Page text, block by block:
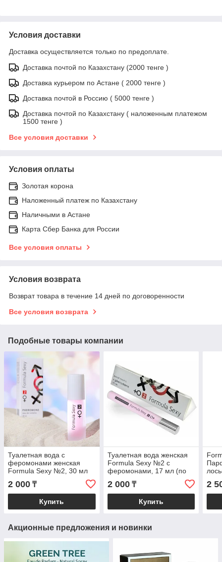
Условия доставки
Доставка осуществляется только по предоплате.
Доставка почтой по Казахстану (2000 тенге )
Доставка курьером по Астане ( 2000 тенге )
Доставка почтой в Россию ( 5000 тенге )
Доставка почтой по Казахстану ( наложенным платежом
1500 тенге )
Все условия доставки
Условия оплаты
Золотая корона
Наложенный платеж по Казахстану
Наличными в Астане
Карта Сбер Банка для России
Все условия оплаты
Условия возврата
Возврат товара в течение 14 дней по договоренности
Все условия возврата
Подобные товары компании
Туалетная вода с
феромонами женская
Formula Sexy №2, 30 мл
(по мотивам L`Imperatrice
3 Anthology (D&G)
2 000 ₸
Купить
Туалетная вода женская
Formula Sexy №2 с
феромонами, 17 мл (по
мотивам L`Imperatrice 3
Anthology (D&G)
2 000₸
Купить
2
Акционные предложения и новинки